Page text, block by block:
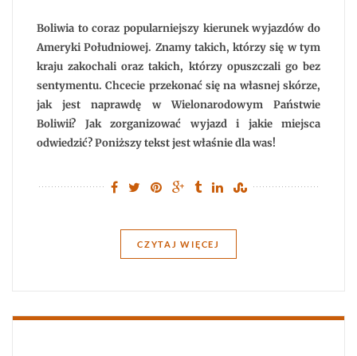
informacje
i
ceny
Boliwia to coraz popularniejszy kierunek wyjazdów do
Ameryki Południowej. Znamy takich, którzy się w tym
kraju zakochali oraz takich, którzy opuszczali go bez
sentymentu. Chcecie przekonać się na własnej skórze,
jak jest naprawdę w Wielonarodowym Państwie
Boliwii? Jak zorganizować wyjazd i jakie miejsca
odwiedzić? Poniższy tekst jest właśnie dla was!
CZYTAJ WIĘCEJ